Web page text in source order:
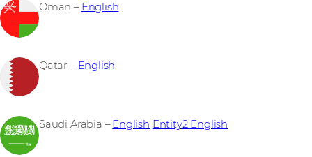
Oman – English
Qatar – English
Saudi Arabia –English Entity2 English